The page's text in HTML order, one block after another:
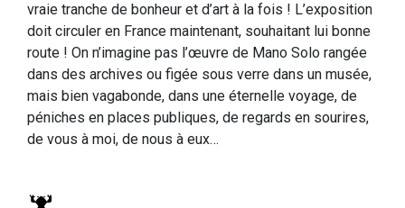
vraie tranche de bonheur et d’art à la fois ! L’exposition
doit circuler en France maintenant, souhaitant lui bonne
route ! On n’imagine pas l’œuvre de Mano Solo rangée
dans des archives ou figée sous verre dans un musée,
mais bien vagabonde, dans une éternelle voyage, de
péniches en places publiques, de regards en sourires,
de vous à moi, de nous à eux…